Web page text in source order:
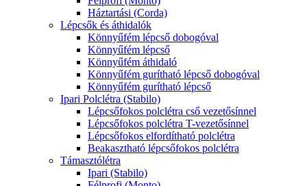
Háztartási (Corda)
Lépcsők és áthidalók
Könnyűfém lépcső dobogóval
Könnyűfém lépcső
Könnyűfém áthidaló
Könnyűfém gurítható lépcső dobogóval
Könnyűfém gurítható lépcső
Ipari Polclétra (Stabilo)
Lépcsőfokos polclétra cső vezetősínnel
Lépcsőfokos polclétra T-vezetősínnel
Lépcsőfokos elfordítható polclétra
Beakasztható lépcsőfokos polclétra
Támasztólétra
Ipari (Stabilo)